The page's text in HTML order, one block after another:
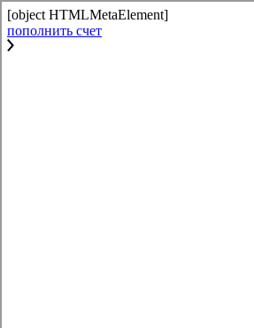
[object HTMLMetaElement]
пополнить счет